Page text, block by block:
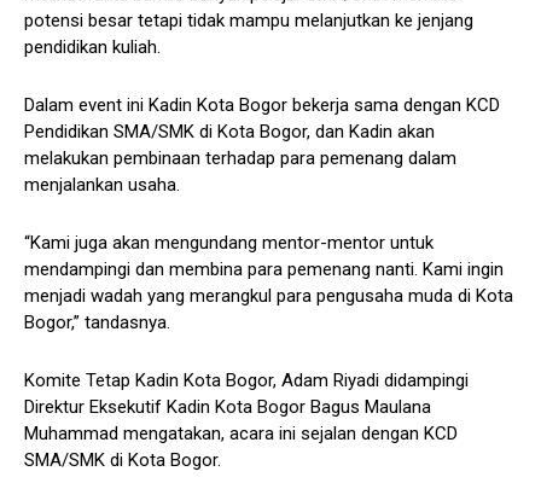
potensi besar tetapi tidak mampu melanjutkan ke jenjang
pendidikan kuliah.
Dalam event ini Kadin Kota Bogor bekerja sama dengan KCD
Pendidikan SMA/SMK di Kota Bogor, dan Kadin akan
melakukan pembinaan terhadap para pemenang dalam
menjalankan usaha.
“Kami juga akan mengundang mentor-mentor untuk
mendampingi dan membina para pemenang nanti. Kami ingin
menjadi wadah yang merangkul para pengusaha muda di Kota
Bogor,” tandasnya.
Komite Tetap Kadin Kota Bogor, Adam Riyadi didampingi
Direktur Eksekutif Kadin Kota Bogor Bagus Maulana
Muhammad mengatakan, acara ini sejalan dengan KCD
SMA/SMK di Kota Bogor.